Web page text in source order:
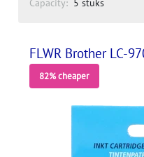
Capacity: 5 stuks
FLWR Brother LC-
82% cheaper